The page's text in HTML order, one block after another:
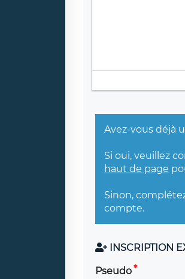
Avez-vous déjà
Si oui, veuillez
haut de page
Sinon,
compte.
INSCRIPTION
Pseudo